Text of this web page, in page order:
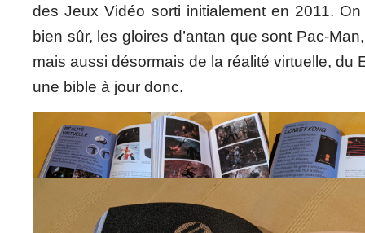
des Jeux Vidéo sorti initialement en 2011.
bien sûr, les gloires d’antan que sont Pac-
mais aussi désormais de la réalité virtuelle, du
une bible à jour donc.